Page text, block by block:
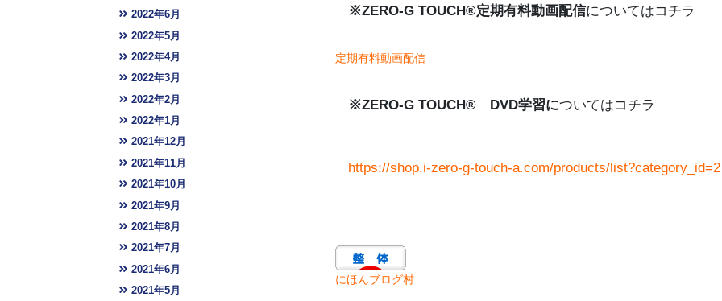
※ZERO-G TOUCH®定期有料動画配信についてはコチラ
定期有料動画配信
※ZERO-G TOUCH® DVD学習についてはコチラ
https://shop.i-zero-g-touch-a.com/products/list?category_id=2
にほんブログ村
2022年6月
2022年5月
2022年4月
2022年3月
2022年2月
2022年1月
2021年12月
2021年11月
2021年10月
2021年9月
2021年8月
2021年7月
2021年6月
2021年5月